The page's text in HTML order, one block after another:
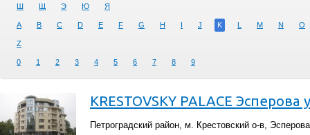
Ш Щ Э Ю Я
A B C D E F G H I J K L M N O
Z
0 1 2 3 4 5 6 7 8 9
KRESTOVSKY PALACE Эсперова
Петроградский район, м. Крестовский о-в,